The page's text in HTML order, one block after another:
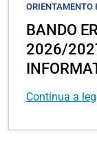
ORIENTAMENTO
BANDO
2026/
Continua a